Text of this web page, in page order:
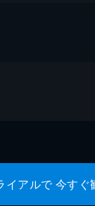
イアルで 今すぐ